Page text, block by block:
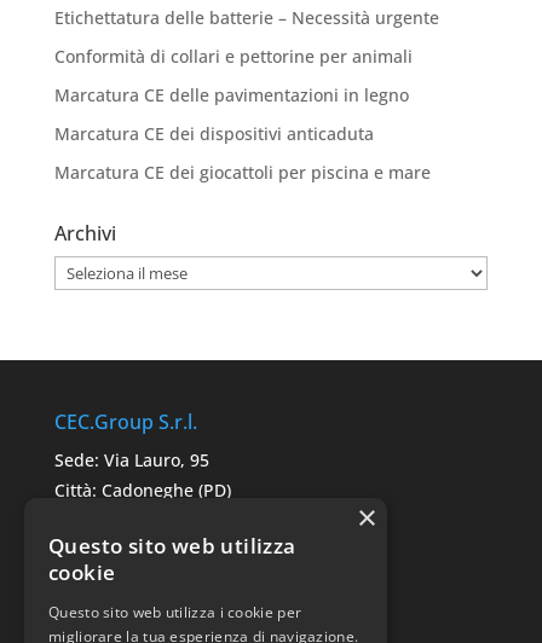
Etichettatura delle batterie – Necessità urgente
Conformità di collari e pettorine per animali
Marcatura CE delle pavimentazioni in legno
Marcatura CE dei dispositivi anticaduta
Marcatura CE dei giocattoli per piscina e mare
Archivi
Archivi
CEC.Group S.r.l.
Sede: Via Lauro, 95
Città: Cadoneghe (PD)
P.IVA: 05291680287
Link Utili
×
Questo sito web utilizza
cookie
Questo sito web utilizza i cookie per
migliorare la tua esperienza di navigazione.